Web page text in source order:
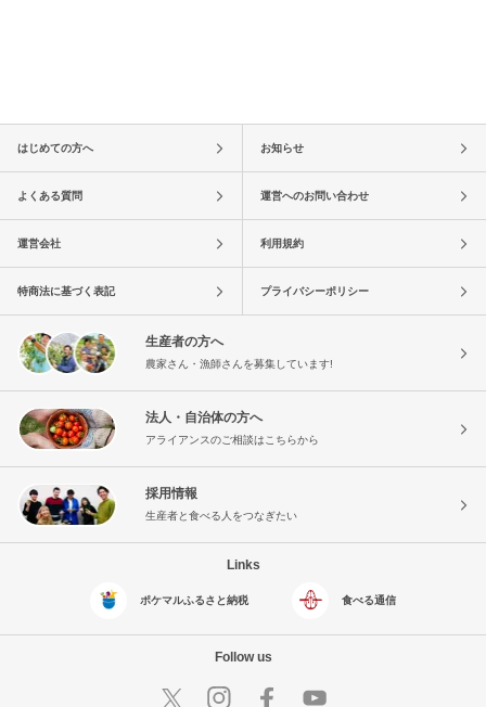
はじめての方へ お知らせ
よくある質問 運営へのお問い合わせ
運営会社 利用規約
特商法に基づく表記 プライバシーポリシー
生産者の方へ
農家さん・漁師さんを募集しています!
法人・自治体の方へ
アライアンスのご相談はこちらから
採用情報
生産者と食べる人をつなぎたい
Links
ポケマルふるさと納税 食べる通信
Follow us